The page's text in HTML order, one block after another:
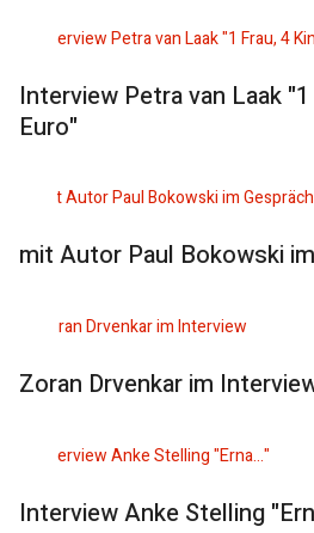
Interview Petra van Laak
Euro"
mit Autor Paul Bokowski
Zoran Drvenkar im
Interview Anke Stelling